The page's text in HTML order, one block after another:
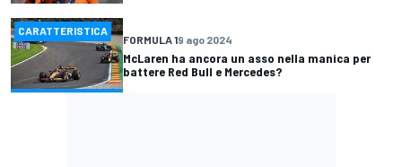
CARATTERISTICA
FORMULA 19 ago 2024
McLaren ha ancora un asso nella manica per
battere Red Bull e Mercedes?